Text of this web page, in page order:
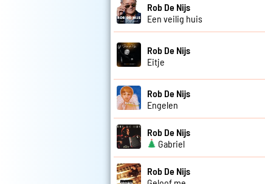
Rob De Nijs
Een veilig huis
Rob De Nijs
Eitje
Rob De Nijs
Engelen
Rob De Nijs
Gabriel
Rob De Nijs